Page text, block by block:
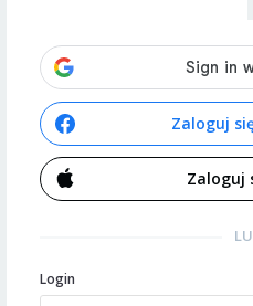
Zaloguj
Zaloguj
Login